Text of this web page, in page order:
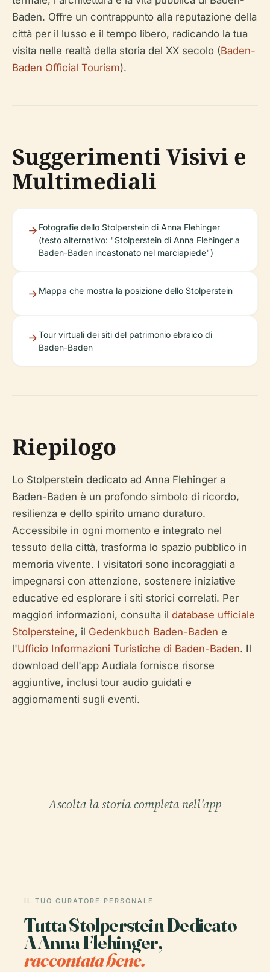
Baden. Offre un contrappunto alla reputazione della
città per il lusso e il tempo libero, radicando la tua
visita nelle realtà della storia del XX secolo (Baden-
Baden Official Tourism).
Suggerimenti Visivi e
Multimediali
Fotografie dello Stolperstein di Anna Flehinger
(testo alternativo: "Stolperstein di Anna Flehinger a
Baden-Baden incastonato nel marciapiede")
Mappa che mostra la posizione dello Stolperstein
Tour virtuali dei siti del patrimonio ebraico di
Baden-Baden
Riepilogo
Lo Stolperstein dedicato ad Anna Flehinger a
Baden-Baden è un profondo simbolo di ricordo,
resilienza e dello spirito umano duraturo.
Accessibile in ogni momento e integrato nel
tessuto della città, trasforma lo spazio pubblico in
memoria vivente. I visitatori sono incoraggiati a
impegnarsi con attenzione, sostenere iniziative
educative ed esplorare i siti storici correlati. Per
maggiori informazioni, consulta il database ufficiale
Stolpersteine, il Gedenkbuch Baden-Baden e
l'Ufficio Informazioni Turistiche di Baden-Baden. Il
download dell'app Audiala fornisce risorse
aggiuntive, inclusi tour audio guidati e
aggiornamenti sugli eventi.
Ascolta la storia completa nell'app
IL TUO CURATORE PERSONALE
Tutta Stolperstein Dedicato
A Anna Flehinger,
raccontata bene.